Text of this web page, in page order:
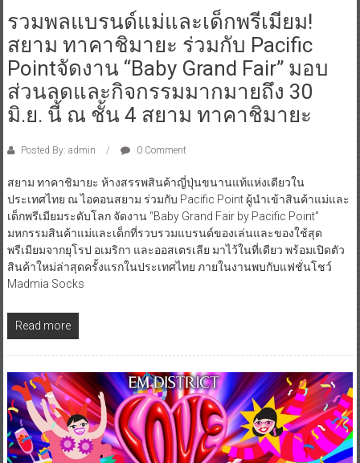
รวมพลแบรนด์แม่และเด็กพรีเมียม!
สยาม ทาคาชิมายะ ร่วมกับ Pacific
Pointจัดงาน “Baby Grand Fair” มอบ
ส่วนลดและกิจกรรมมากมายถึง 30
มิ.ย. นี้ ณ ชั้น 4 สยาม ทาคาชิมายะ
Posted By: admin 0 Comment
สยาม ทาคาชิมายะ ห้างสรรพสินค้าญี่ปุ่นขนานแท้แห่งเดียวใน
ประเทศไทย ณ ไอคอนสยาม ร่วมกับ Pacific Point ผู้นำเข้าสินค้าแม่และ
เด็กพรีเมียมระดับโลก จัดงาน “Baby Grand Fair by Pacific Point”
มหกรรมสินค้าแม่และเด็กที่รวบรวมแบรนด์ของเล่นและของใช้สุด
พรีเมียมจากยุโรป อเมริกา และออสเตรเลีย มาไว้ในที่เดียว พร้อมเปิดตัว
สินค้าใหม่ล่าสุดครั้งแรกในประเทศไทย ภายในงานพบกับแฟชั่นโชว์
Madmia Socks
Read more